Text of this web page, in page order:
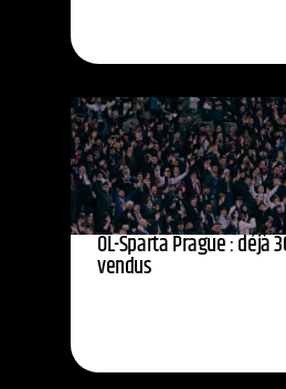
OL-Sparta Prague : déjà
vendus